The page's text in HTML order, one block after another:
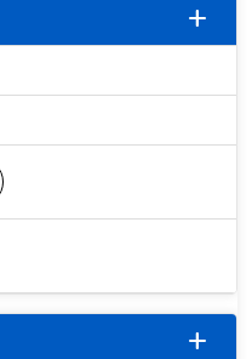
add
add